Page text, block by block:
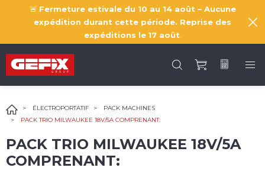
🚨 Fermeture estivale du 10 au 14 août – Aucune
expédition durant cette période. Reprise des
expéditions le 17 août
ÉLECTROPORTATIF
PACK MACHINES
PACK TRIO MILWAUKEE 18V/5A COMPRENANT:
PACK TRIO MILWAUKEE 18V/5A
COMPRENANT: